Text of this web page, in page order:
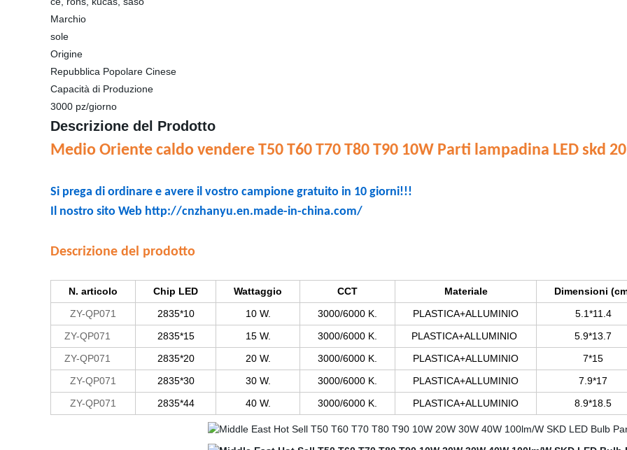
Marchio
sole
Origine
Repubblica Popolare Cinese
Capacità di Produzione
3000 pz/giorno
Descrizione del Prodotto
Medio Oriente caldo vendere T50 T60 T70 T80 T90 10W Parti lampadina LED skd
Si prega di ordinare e avere il vostro campione gratuito in 10 giorni!!!
Il nostro sito Web http://cnzhanyu.en.made-in-china.com/
Descrizione del prodotto
N. articolo Chip LED Wattaggio CCT Materiale
Dimensioni
ZY-QP071
2835*10 10 W. 3000/6000 K. PLASTICA+ALLUMINIO
5.1*11.4
ZY-QP071
2835*15 15 W. 3000/6000 K. PLASTICA+ALLUMINIO
5.9*13.7
ZY-QP071
2835*20 20 W. 3000/6000 K. PLASTICA+ALLUMINIO
7*15
ZY-QP071
2835*30 30 W. 3000/6000 K. PLASTICA+ALLUMINIO
7.9*17
ZY-QP071
2835*44 40 W. 3000/6000 K. PLASTICA+ALLUMINIO 8.9*18.5